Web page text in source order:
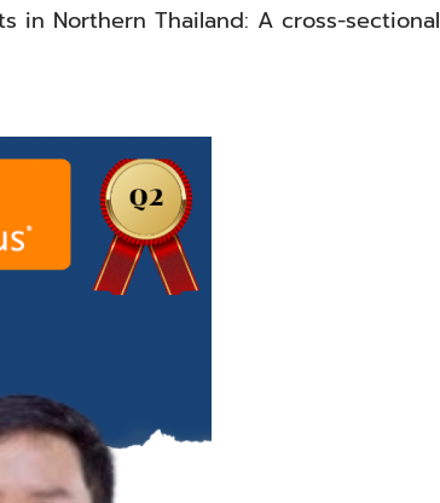
in Northern Thailand: A cross-sectional